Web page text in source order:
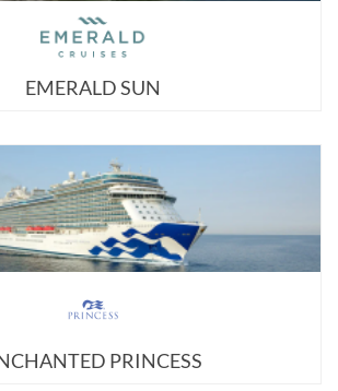
EMERALD SUN
PRINCESS